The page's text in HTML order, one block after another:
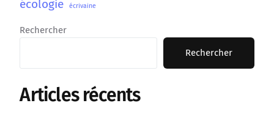
écologie écrivaine
Rechercher
Rechercher
Articles récents